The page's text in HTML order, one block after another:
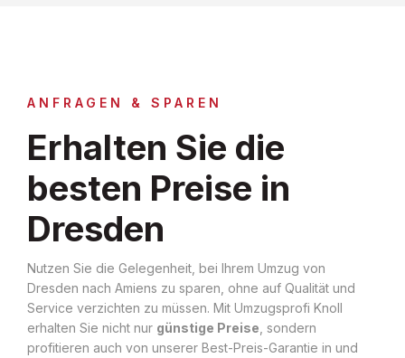
ANFRAGEN & SPAREN
Erhalten Sie die
besten Preise in
Dresden
Nutzen Sie die Gelegenheit, bei Ihrem Umzug von
Dresden nach Amiens zu sparen, ohne auf Qualität und
Service verzichten zu müssen. Mit Umzugsprofi Knoll
erhalten Sie nicht nur günstige Preise , sondern
profitieren auch von unserer Best-Preis-Garantie in und